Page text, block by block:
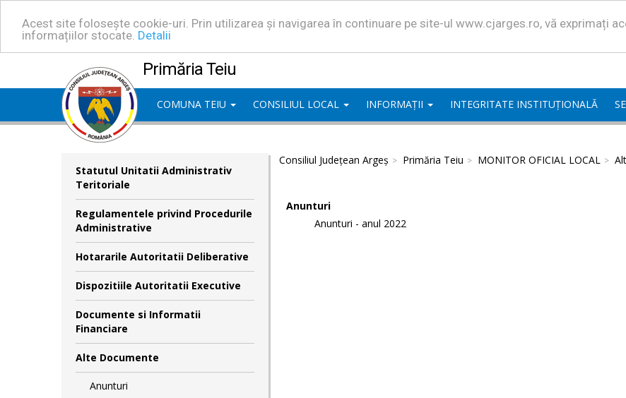
Acest site folosește cookie-uri. Prin utilizarea și navigarea în continuare pe site-ul www.cjarges.ro, vă exprimați
informațiilor stocate. Detalii
Primăria Teiu
COMUNA TEIU CONSILIUL LOCAL INFORMAȚII INTEGRITATE INSTITUȚIONALĂ
Statutul Unitatii Administrativ
Teritoriale
Regulamentele privind Procedurile
Administrative
Hotararile Autoritatii Deliberative
Dispozitiile Autoritatii Executive
Documente si Informatii
Financiare
Alte Documente
Anunturi
Consiliul Județean Argeș Primăria Teiu MONITOR OFICIAL LOCAL
Anunturi
Anunturi - anul 2022